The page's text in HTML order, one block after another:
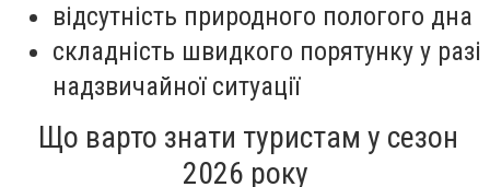
відсутність природного пологого дна
складність швидкого порятунку у разі
надзвичайної ситуації
Що варто знати туристам у сезон
2026 року